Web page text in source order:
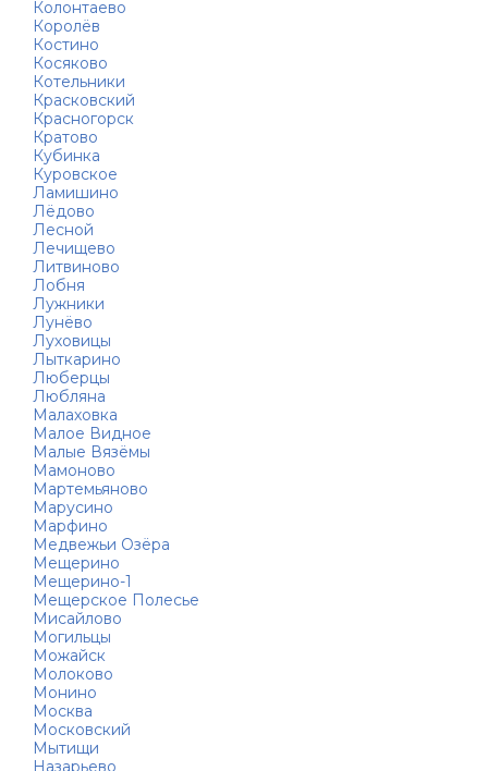
Колонтаево
Королёв
Костино
Косяково
Котельники
Красковский
Красногорск
Кратово
Кубинка
Куровское
Ламишино
Лёдово
Лесной
Лечищево
Литвиново
Лобня
Лужники
Лунёво
Луховицы
Лыткарино
Люберцы
Любляна
Малаховка
Малое Видное
Малые Вязёмы
Мамоново
Мартемьяново
Марусино
Марфино
Медвежьи Озёра
Мещерино
Мещерино-1
Мещерское Полесье
Мисайлово
Могильцы
Можайск
Молоково
Монино
Москва
Московский
Мытищи
Назарьево